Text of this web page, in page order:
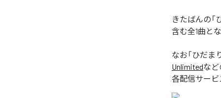
きたばんの「
含む全1曲と
なお「ひだま
Unlimitedなど
各配信サービ